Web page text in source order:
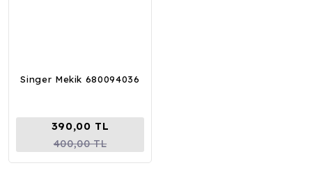
Singer Mekik 680094036
390,00 TL
400,00 TL